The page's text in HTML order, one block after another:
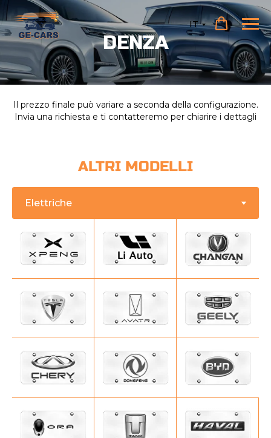
IT
DENZA
Il prezzo finale può variare a seconda della configurazione.
Invia una richiesta e ti contatteremo per chiarire i dettagli
ALTRI MODELLI